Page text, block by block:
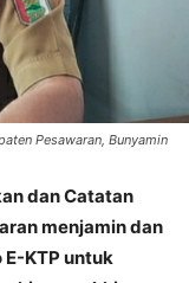
Pesawaran, Bunyamin
dan Catatan
menjamin dan
KTP untuk